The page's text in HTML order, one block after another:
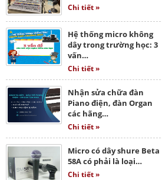
Chi tiết »
Hệ thống micro không
dây trong trường học: 3
vấn…
Chi tiết »
Nhận sửa chữa đàn
Piano điện, đàn Organ
các hãng…
Chi tiết »
Micro có dây shure Beta
58A có phải là loại…
Chi tiết »